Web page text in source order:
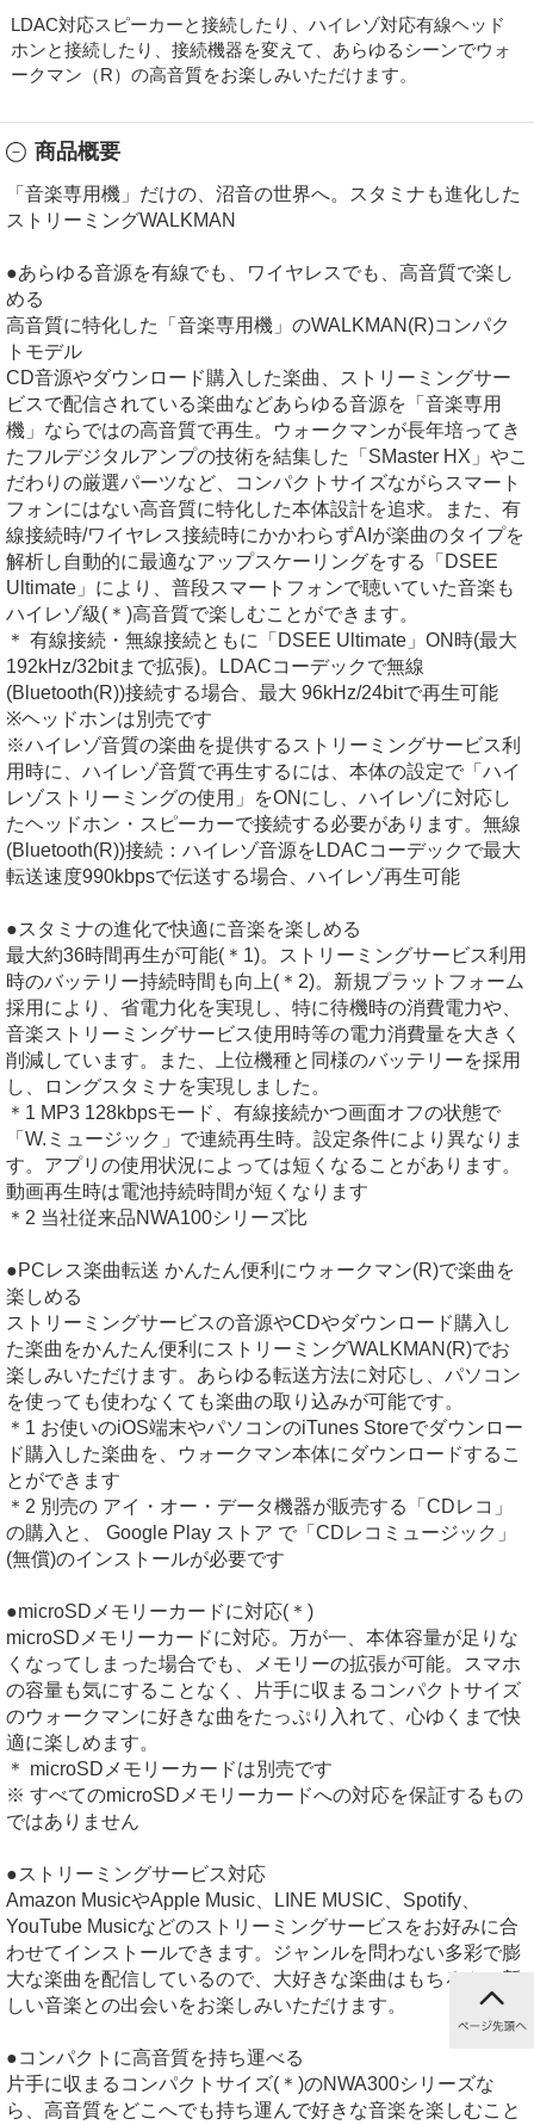
LDAC対応スピーカーと接続したり、ハイレゾ対応有線ヘッド
ホンと接続したり、接続機器を変えて、あらゆるシーンでウォ
ークマン（R）の高音質をお楽しみいただけます。
商品概要
「音楽専用機」だけの、沼音の世界へ。スタミナも進化した
ストリーミングWALKMAN
●あらゆる音源を有線でも、ワイヤレスでも、高音質で楽し
める
高音質に特化した「音楽専用機」のWALKMAN(R)コンパク
トモデル
CD音源やダウンロード購入した楽曲、ストリーミングサー
ビスで配信されている楽曲などあらゆる音源を「音楽専用
機」ならではの高音質で再生。ウォークマンが長年培ってき
たフルデジタルアンプの技術を結集した「SMaster HX」やこ
だわりの厳選パーツなど、コンパクトサイズながらスマート
フォンにはない高音質に特化した本体設計を追求。また、有
線接続時/ワイヤレス接続時にかかわらずAIが楽曲のタイプを
解析し自動的に最適なアップスケーリングをする「DSEE
Ultimate」により、普段スマートフォンで聴いていた音楽も
ハイレゾ級(＊)高音質で楽しむことができます。
＊ 有線接続・無線接続ともに「DSEE Ultimate」ON時(最大
192kHz/32bitまで拡張)。LDACコーデックで無線
(Bluetooth(R))接続する場合、最大 96kHz/24bitで再生可能
※ヘッドホンは別売です
※ハイレゾ音質の楽曲を提供するストリーミングサービス利
用時に、ハイレゾ音質で再生するには、本体の設定で「ハイ
レゾストリーミングの使用」をONにし、ハイレゾに対応し
たヘッドホン・スピーカーで接続する必要があります。無線
(Bluetooth(R))接続：ハイレゾ音源をLDACコーデックで最大
転送速度990kbpsで伝送する場合、ハイレゾ再生可能
●スタミナの進化で快適に音楽を楽しめる
最大約36時間再生が可能(＊1)。ストリーミングサービス利用
時のバッテリー持続時間も向上(＊2)。新規プラットフォーム
採用により、省電力化を実現し、特に待機時の消費電力や、
音楽ストリーミングサービス使用時等の電力消費量を大きく
削減しています。また、上位機種と同様のバッテリーを採用
し、ロングスタミナを実現しました。
＊1 MP3 128kbpsモード、有線接続かつ画面オフの状態で
「W.ミュージック」で連続再生時。設定条件により異なりま
す。アプリの使用状況によっては短くなることがあります。
動画再生時は電池持続時間が短くなります
＊2 当社従来品NWA100シリーズ比
●PCレス楽曲転送 かんたん便利にウォークマン(R)で楽曲を
楽しめる
ストリーミングサービスの音源やCDやダウンロード購入し
た楽曲をかんたん便利にストリーミングWALKMAN(R)でお
楽しみいただけます。あらゆる転送方法に対応し、パソコン
を使っても使わなくても楽曲の取り込みが可能です。
＊1 お使いのiOS端末やパソコンのiTunes Storeでダウンロー
ド購入した楽曲を、ウォークマン本体にダウンロードするこ
とができます
＊2 別売の アイ・オー・データ機器が販売する「CDレコ」
の購入と、 Google Play ストア で「CDレコミュージック」
(無償)のインストールが必要です
●microSDメモリーカードに対応(＊)
microSDメモリーカードに対応。万が一、本体容量が足りな
くなってしまった場合でも、メモリーの拡張が可能。スマホ
の容量も気にすることなく、片手に収まるコンパクトサイズ
のウォークマンに好きな曲をたっぷり入れて、心ゆくまで快
適に楽しめます。
＊ microSDメモリーカードは別売です
※ すべてのmicroSDメモリーカードへの対応を保証するもの
ではありません
●ストリーミングサービス対応
Amazon MusicやApple Music、LINE MUSIC、Spotify、
YouTube Musicなどのストリーミングサービスをお好みに合
わせてインストールできます。ジャンルを問わない多彩で膨
大な楽曲を配信しているので、大好きな楽曲はもちろん、新
しい音楽との出会いをお楽しみいただけます。
●コンパクトに高音質を持ち運べる
片手に収まるコンパクトサイズ(＊)のNWA300シリーズな
ら、高音質をどこへでも持ち運んで好きな音楽を楽しむこと